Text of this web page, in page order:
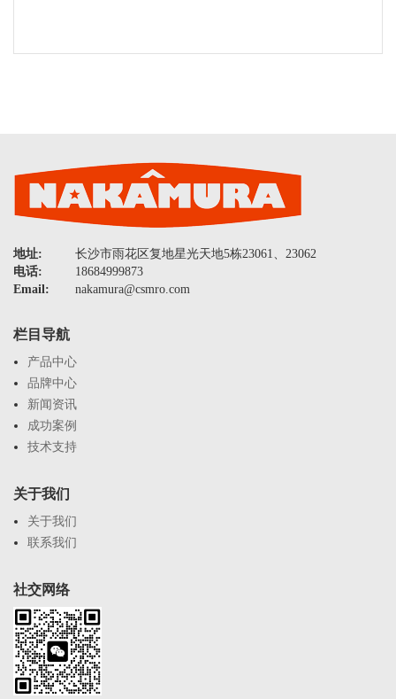
地址:
长沙市雨花区复地星光天地5栋23061、23062
电话:
18684999873
Email:
nakamura@csmro.com
栏目导航
产品中心
品牌中心
新闻资讯
成功案例
技术支持
关于我们
关于我们
联系我们
社交网络